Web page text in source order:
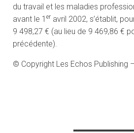
du travail et les maladies
avant le 1er avril 2002, s’établit,
9 498,27 € (au lieu de 9 469,86 €
précédente).
© Copyright Les Echos Publishing